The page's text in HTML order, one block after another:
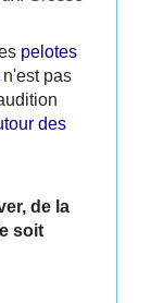
pelotes
n'est pas
des
de la
soit